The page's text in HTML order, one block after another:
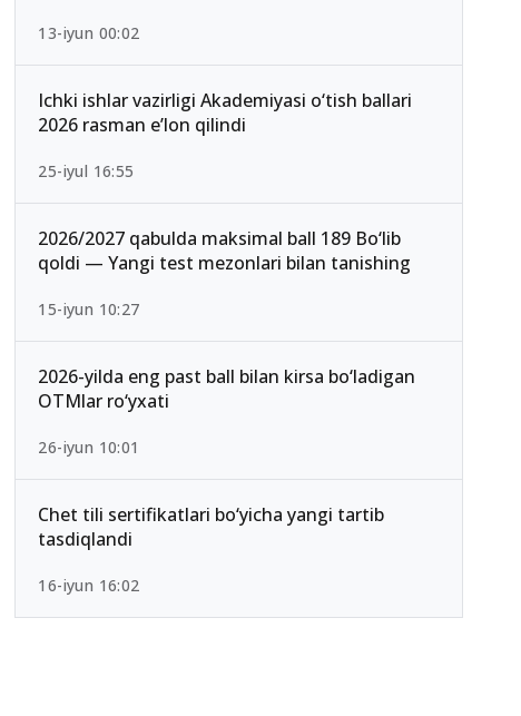
13-iyun 00:02
Ichki ishlar vazirligi Akademiyasi o‘tish ballari
2026 rasman e’lon qilindi
25-iyul 16:55
2026/2027 qabulda maksimal ball 189 Bo‘lib
qoldi — Yangi test mezonlari bilan tanishing
15-iyun 10:27
2026-yilda eng past ball bilan kirsa bo‘ladigan
OTMlar ro‘yxati
26-iyun 10:01
Chet tili sertifikatlari bo‘yicha yangi tartib
tasdiqlandi
16-iyun 16:02